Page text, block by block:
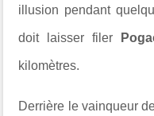
illusion pendant
doit laisser filer
kilomètres.
Derrière le vainqueur